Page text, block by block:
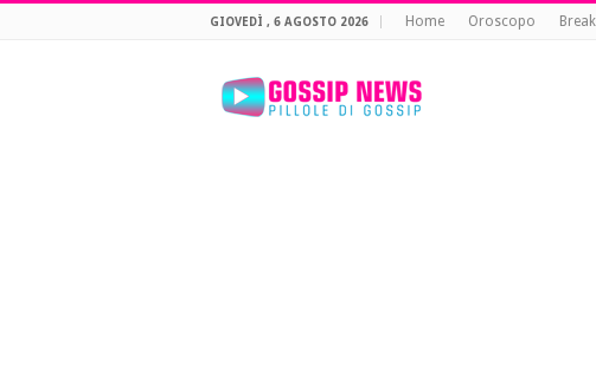
GIOVEDÌ , 6 AGOSTO 2026 Home Oroscopo